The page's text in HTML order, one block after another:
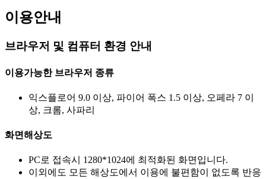
이용안내
브라우저 및 컴퓨터 환경 안내
이용가능한 브라우저 종류
익스플로어 9.0 이상, 파이어 폭스 1.5 이상, 오페라 7 이
상, 크롬, 사파리
화면해상도
PC로 접속시 1280*1024에 최적화된 화면입니다.
이외에도 모든 해상도에서 이용에 불편함이 없도록 반응